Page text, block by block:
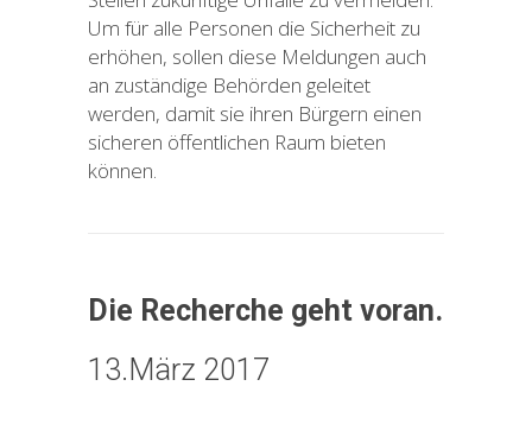
Um für alle Personen die Sicherheit zu
erhöhen, sollen diese Meldungen auch
an zuständige Behörden geleitet
werden, damit sie ihren Bürgern einen
sicheren öffentlichen Raum bieten
können.
Die Recherche geht voran.
13.März 2017